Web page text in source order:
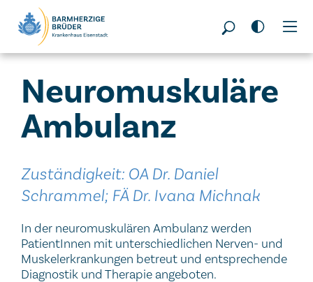
Seitenbereiche:
Neuromuskuläre
Ambulanz
Zuständigkeit: OA Dr. Daniel
Schrammel; FÄ Dr. Ivana Michnak
In der neuromuskulären Ambulanz werden
PatientInnen mit unterschiedlichen Nerven- und
Muskelerkrankungen betreut und entsprechende
Diagnostik und Therapie angeboten.